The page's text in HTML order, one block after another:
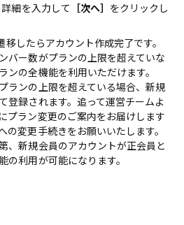
細を入力して ［次へ］ をクリックし
したらアカウント作成完了です。
バー数がプランの上限を超えていな
ンの全機能を利用いただけます。
ランの上限を超えている場合、新規
登録されます。追って運営チームよ
プラン変更のご案内をお届けします
の変更手続きをお願いいたします。
、新規会員のアカウントが正会員と
の利用が可能になります。